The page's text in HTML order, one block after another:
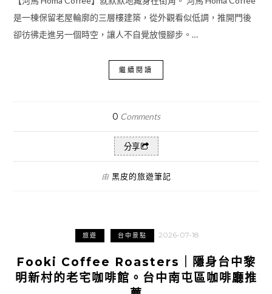
是一棟保留老屋輪廓的三層樓建築，從外觀看似低調，推開門後
卻彷彿走進另一個時空，讓人不自覺放慢腳步。…
繼續閱讀
0 Comments
分享
由 黑皮的旅遊筆記
旅遊 台中景點 2026-07-18
Fooki Coffee Roasters｜隱身台中黎
明新村的老宅咖啡館。台中南屯區咖啡廳推